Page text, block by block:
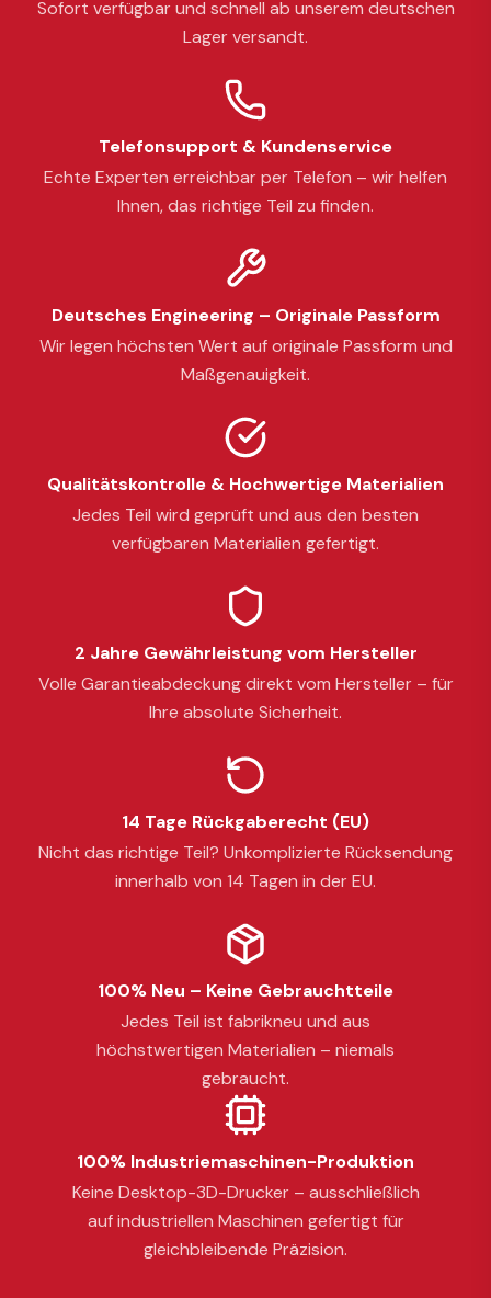
Sofort verfügbar und schnell ab unserem deutschen
Lager versandt.
Telefonsupport & Kundenservice
Echte Experten erreichbar per Telefon – wir helfen
Ihnen, das richtige Teil zu finden.
Deutsches Engineering – Originale Passform
Wir legen höchsten Wert auf originale Passform und
Maßgenauigkeit.
Qualitätskontrolle & Hochwertige Materialien
Jedes Teil wird geprüft und aus den besten
verfügbaren Materialien gefertigt.
2 Jahre Gewährleistung vom Hersteller
Volle Garantieabdeckung direkt vom Hersteller – für
Ihre absolute Sicherheit.
14 Tage Rückgaberecht (EU)
Nicht das richtige Teil? Unkomplizierte Rücksendung
innerhalb von 14 Tagen in der EU.
100% Neu – Keine Gebrauchtteile
Jedes Teil ist fabrikneu und aus
höchstwertigen Materialien – niemals
gebraucht.
100% Industriemaschinen-Produktion
Keine Desktop-3D-Drucker – ausschließlich
auf industriellen Maschinen gefertigt für
gleichbleibende Präzision.